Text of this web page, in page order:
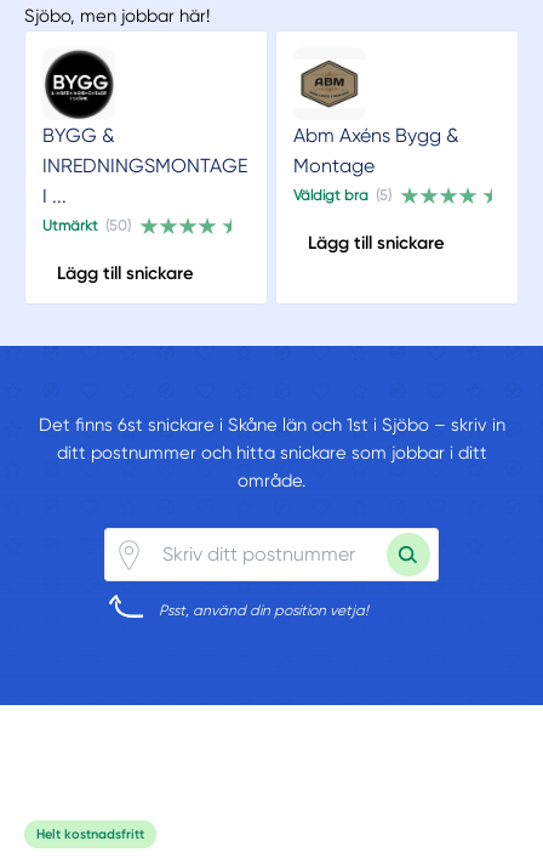
Sjöbo, men jobbar här!
BYGG &
INREDNINGSMONTAGE
I ...
Utmärkt (50)
Lägg till snickare
Abm Axéns Bygg &
Montage
Väldigt bra (5)
Lägg till snickare
Det finns 6st snickare i Skåne län och 1st i Sjöbo – skriv in
ditt postnummer och hitta snickare som jobbar i ditt
område.
Psst, använd din position vetja!
Helt kostnadsfritt